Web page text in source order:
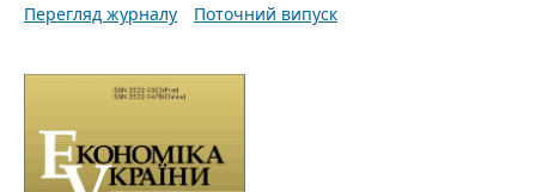
Перегляд журналу Поточний випуск